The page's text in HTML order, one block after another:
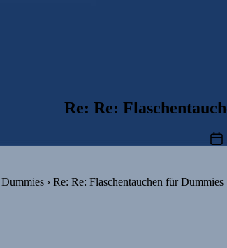
Re: Re:
› Re: Re: Flaschentauchen für Dummies